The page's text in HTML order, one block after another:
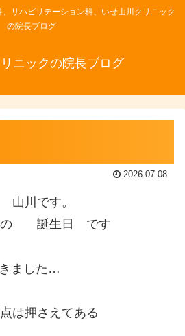
リハビリテーション科、いせ山川クリニック
の院長ブログ
ニックの院長ブログ
2026.07.08
山川です。
の 誕生日 です
ました…
は押さえてある